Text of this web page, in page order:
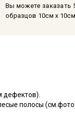
Вы можете заказать
образцов 10см x 10см
дефектов).
полосы